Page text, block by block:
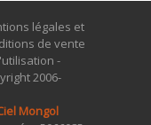
légales et
de vente
-
2006-
Mongol